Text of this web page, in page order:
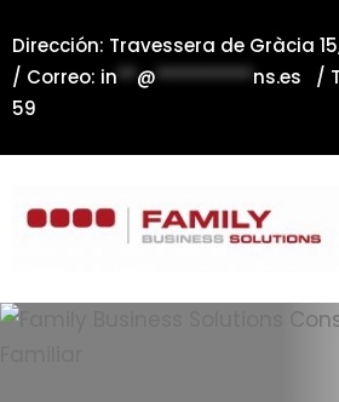
al
contenido
Dirección: Travessera de Gràcia
/ Correo: in**@**********ns.es /
59